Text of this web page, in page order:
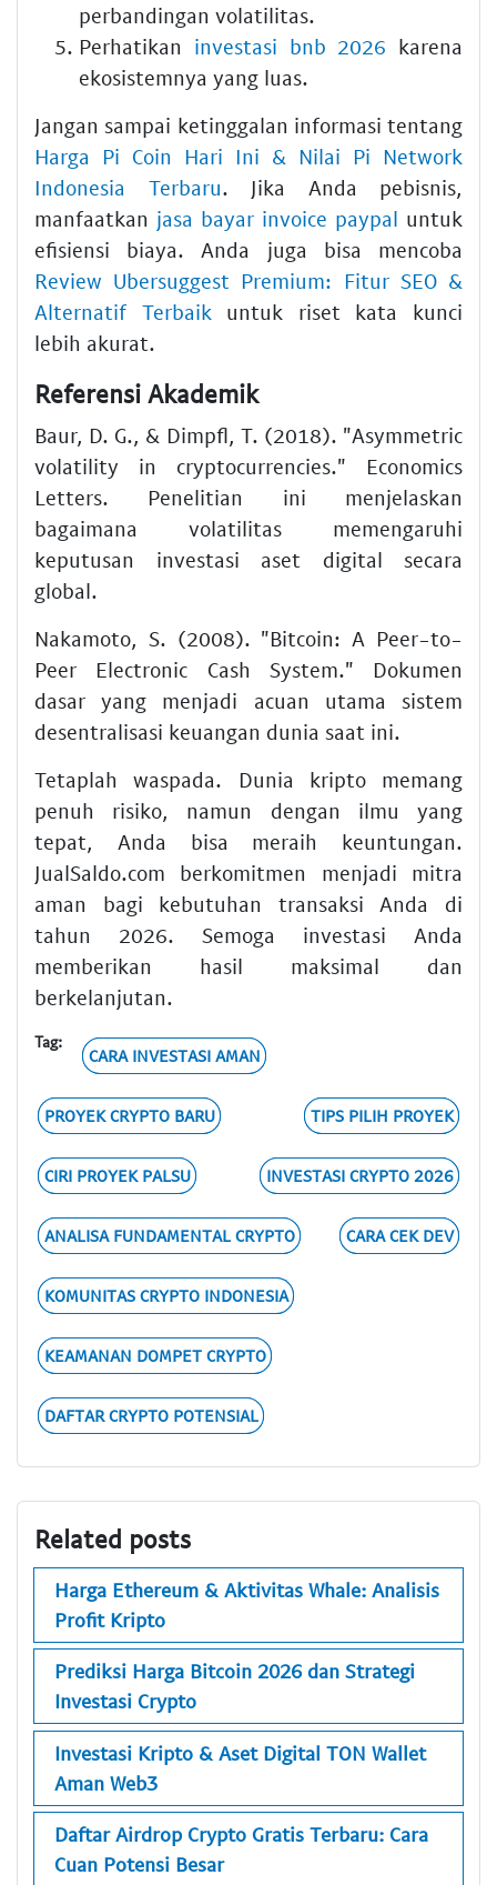
perbandingan volatilitas.
Perhatikan investasi bnb 2026 karena
ekosistemnya yang luas.
Jangan sampai ketinggalan informasi tentang
Harga Pi Coin Hari Ini & Nilai Pi Network
Indonesia Terbaru. Jika Anda pebisnis,
manfaatkan jasa bayar invoice paypal untuk
efisiensi biaya. Anda juga bisa mencoba
Review Ubersuggest Premium: Fitur SEO &
Alternatif Terbaikuntuk riset kata kunci
lebih akurat.
Referensi Akademik
Baur, D. G., & Dimpfl, T. (2018). "Asymmetric
volatility in cryptocurrencies." Economics
Letters. Penelitian ini menjelaskan
bagaimana volatilitas memengaruhi
keputusan investasi aset digital secara
global.
Nakamoto, S. (2008). "Bitcoin: A Peer-to-
Peer Electronic Cash System." Dokumen
dasar yang menjadi acuan utama sistem
desentralisasi keuangan dunia saat ini.
Tetaplah waspada. Dunia kripto memang
penuh risiko, namun dengan ilmu yang
tepat, Anda bisa meraih keuntungan.
JualSaldo.com berkomitmen menjadi mitra
aman bagi kebutuhan transaksi Anda di
tahun 2026. Semoga investasi Anda
memberikan hasil maksimal dan
berkelanjutan.
Tag:
CARA INVESTASI AMAN
PROYEK CRYPTO BARU TIPS PILIH PROYEK
CIRI PROYEK PALSU INVESTASI CRYPTO 2026
ANALISA FUNDAMENTAL CRYPTO CARA CEK DEV
KOMUNITAS CRYPTO INDONESIA
KEAMANAN DOMPET CRYPTO
DAFTAR CRYPTO POTENSIAL
Related posts
Harga Ethereum & Aktivitas Whale: Analisis
Profit Kripto
Prediksi Harga Bitcoin 2026 dan Strategi
Investasi Crypto
Investasi Kripto & Aset Digital TON Wallet
Aman Web3
Daftar Airdrop Crypto Gratis Terbaru: Cara
Cuan Potensi Besar